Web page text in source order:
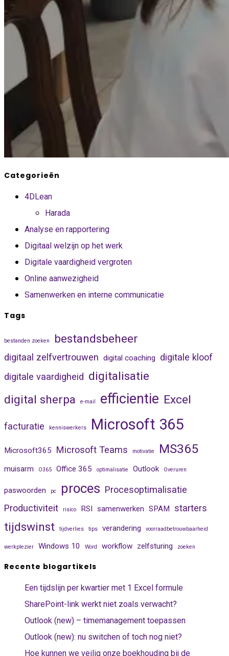
Categorieën
4DLean
Harada
Analyse en rapportering
Digitaal welzijn op het werk
Digitale vaardigheid vergroten
Online aanwezigheid
Samenwerken en interne communicatie
Tags
bestanden zoeken bestandsbeheer
digitaal zelfvertrouwen digital coaching
digitale kloof
digitale vaardigheid digitalisatie
digital sherpa
e-mail efficientie Excel
facturatie kenniswerkers Microsoft 365
Microsoft365 Microsoft Teams motivatie MS365
muisarm O365 Office 365 optimalisatie Outlook Overuren
paswoorden pc proces Procesoptimalisatie
Productiviteit
risico RSI samenwerken SPAM starters
tijdswinst tijdverlies tips verandering voorraadbetrouwbaarheid
werkplezier Windows 10 Word workflow zelfsturing zoeken
Recente blogartikels
Een tijdslijn per kwartier met 1 Excel formule
SharePoint-link werkt niet zoals verwacht?
Outlook (new) – timemanagement toepassen
Outlook (new): nu switchen of toch nog niet?
Hoe kunnen we veilig onze boekhouding bij de